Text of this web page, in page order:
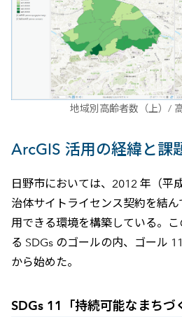
地域別高齢者数（上）/
ArcGIS 活用の経緯と課
日野市においては、2012 年（平
治体サイトライセンス契約を結
用できる環境を構築している。
る SDGs のゴールの内、ゴール
から始めた。
SDGs 11「持続可能なまちづ